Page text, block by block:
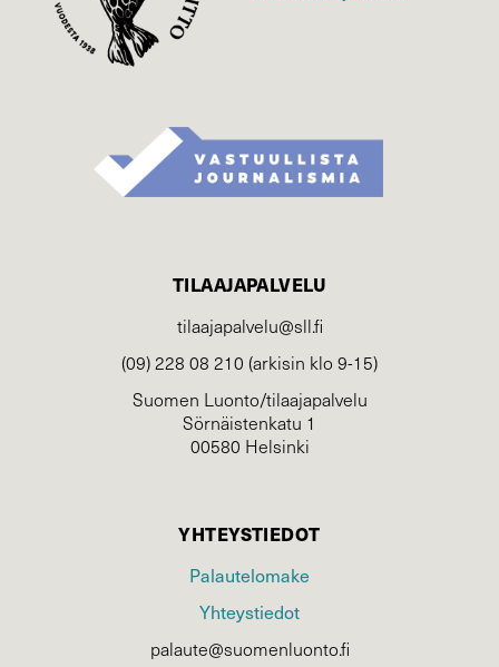
TILAAJAPALVELU
tilaajapalvelu@sll.fi
(09) 228 08 210 (arkisin klo 9-15)
Suomen Luonto/tilaajapalvelu
Sörnäistenkatu 1
00580 Helsinki
YHTEYSTIEDOT
Palautelomake
Yhteystiedot
palaute@suomenluonto.fi